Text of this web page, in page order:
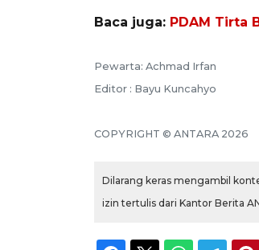
Baca juga: PDAM Tirta
Pewarta: Achmad Irfan
Editor : Bayu Kuncahyo
COPYRIGHT © ANTARA 2026
Dilarang keras mengambil
izin tertulis dari Kantor Berita